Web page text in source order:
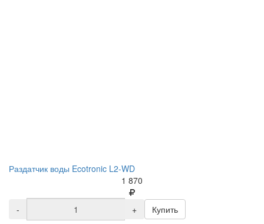
Раздатчик воды Ecotronic L2-WD
1 870
- +
Купить